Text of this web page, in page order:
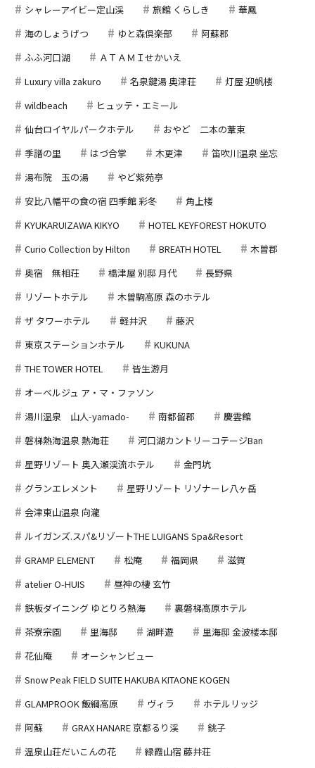
シャレーアイビー定山渓
旅館 くらしき
華鳳
海のしょうげつ
ゆと森倶楽部
阿蘇郡
ふふ河口湖
ＡＴＡＭＩせかいえ
Luxury villa zakuro
名泉鍵湯 奥津荘
灯屋 迎帆楼
wildbeach
ヒュッテ・エミール
仙台ロイヤルパークホテル
おやど 二本の葦束
季譜の里
はづ合掌 木更津
笛吹川温泉 坐忘
湯布院 玉の湯
やど紫苑亭
安比八幡平の食の宿 四季館 彩冬
角上楼
KYUKARUIZAWA KIKYO
HOTEL KEYFOREST HOKUTO
Curio Collection by Hilton
BREATH HOTEL
木曽郡
奥宿 無相荘
橋津屋 別邸 月代
長野県
リゾートホテル
木曽駒高原 森のホテル
ザ タワーホテル
軽井沢
藤沢
東京ステーションホテル
KUKUNA
THE TOWER HOTEL
皆生游月
オーベルジュ ア・マ・ファソン
湯川温泉 山人-yamado-
南都留郡
慶雲館
磐梯熱海温泉 熱海荘
河口湖カントリーコテージBan
星野リゾート 奥入瀬渓流ホテル
金門坑
グランエレメント
星野リゾート リゾナーレ八ヶ岳
会津東山温泉 向瀧
ルイガンズ.スパ&リゾートTHE LUIGANS Spa&Resort
GRAMP ELEMENT
松庵 福岡県
滋賀
atelier O-HUIS
昼神の棲 玄竹
鉄板ダイニング ゆとりろ熱海
裏磐梯高原ホテル
茶寮宗園
里海邸 湖畔遊
里海邸 金波楼本邸
花仙庵
オーシャンビュー
Snow Peak FIELD SUITE HAKUBA KITAONE KOGEN
GLAMPROOK 飯綱高原
ヴィラ
ホテルリッジ
阿蘇
GRAX HANARE 京都るり渓
銚子
温泉山荘だいこんの花
緑霞山宿 藤井荘